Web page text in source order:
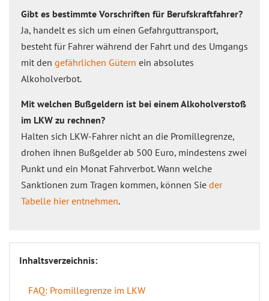
Gibt es bestimmte Vorschriften für Berufskraftfahrer?
Ja, handelt es sich um einen Gefahrguttransport,
besteht für Fahrer während der Fahrt und des Umgangs
mit den gefährlichen Gütern ein absolutes
Alkoholverbot.
Mit welchen Bußgeldern ist bei einem Alkoholverstoß
im LKW zu rechnen?
Halten sich LKW-Fahrer nicht an die Promillegrenze,
drohen ihnen Bußgelder ab 500 Euro, mindestens zwei
Punkt und ein Monat Fahrverbot. Wann welche
Sanktionen zum Tragen kommen, können Sie der
Tabelle hier entnehmen.
Inhaltsverzeichnis:
FAQ: Promillegrenze im LKW